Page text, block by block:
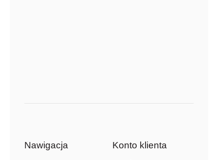
Nawigacja Konto klienta